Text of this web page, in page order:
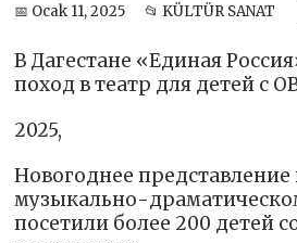
📅 Ocak 11, 2025 📂 KÜLTÜR SANAT
В Дагестане «Единая
поход в театр для детей с
2025,
Новогоднее
музыкально-
посетили более 200 детей